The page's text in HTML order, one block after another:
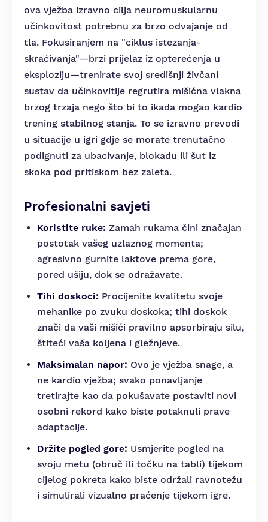
ova vježba izravno cilja neuromuskularnu
učinkovitost potrebnu za brzo odvajanje od
tla. Fokusiranjem na "ciklus istezanja-
skraćivanja"—brzi prijelaz iz opterećenja u
eksploziju—trenirate svoj središnji živčani
sustav da učinkovitije regrutira mišićna vlakna
brzog trzaja nego što bi to ikada mogao kardio
trening stabilnog stanja. To se izravno prevodi
u situacije u igri gdje se morate trenutačno
podignuti za ubacivanje, blokadu ili šut iz
skoka pod pritiskom bez zaleta.
Profesionalni savjeti
Koristite ruke: Zamah rukama čini značajan
postotak vašeg uzlaznog momenta;
agresivno gurnite laktove prema gore,
pored ušiju, dok se odražavate.
Tihi doskoci: Procijenite kvalitetu svoje
mehanike po zvuku doskoka; tihi doskok
znači da vaši mišići pravilno apsorbiraju silu,
štiteći vaša koljena i gležnjeve.
Maksimalan napor: Ovo je vježba snage, a
ne kardio vježba; svako ponavljanje
tretirajte kao da pokušavate postaviti novi
osobni rekord kako biste potaknuli prave
adaptacije.
Držite pogled gore: Usmjerite pogled na
svoju metu (obruč ili točku na tabli) tijekom
cijelog pokreta kako biste održali ravnotežu
i simulirali vizualno praćenje tijekom igre.